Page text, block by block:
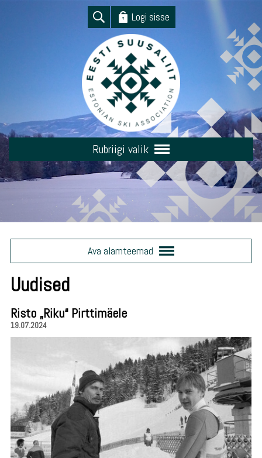
Logi sisse
Rubriigi valik
Ava alamteemad
Uudised
Risto „Riku“ Pirttimäele
19.07.2024